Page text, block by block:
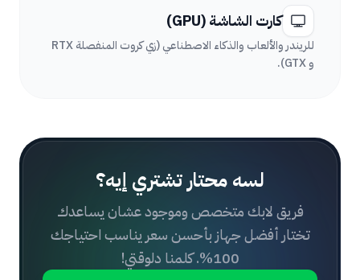
كارت الشاشة (GPU)
للريندر والألعاب والذكاء الاصطناعي (زي كروت المنفصلة RTX
و GTX).
لسه محتار تشتري إيه؟
فريق لابك متخصص وموجود عشان يساعدك
تختار أفضل جهاز بأحسن سعر يناسب احتياجك
100%. كلمنا دلوقتي!